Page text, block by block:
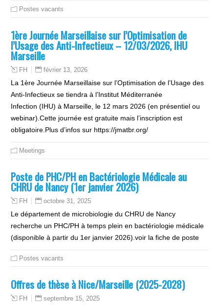
Postes vacants
1ère Journée Marseillaise sur l’Optimisation de
l’Usage des Anti-Infectieux – 12/03/2026, IHU
Marseille
FH février 13, 2026
La 1ère Journée Marseillaise sur l’Optimisation de l’Usage des
Anti-Infectieux se tiendra à l’Institut Méditerranée
Infection (IHU) à Marseille, le 12 mars 2026 (en présentiel ou
webinar).Cette journée est gratuite mais l’inscription est
obligatoire.Plus d’infos sur https://jmatbr.org/
Meetings
Poste de PHC/PH en Bactériologie Médicale au
CHRU de Nancy (1er janvier 2026)
FH octobre 31, 2025
Le département de microbiologie du CHRU de Nancy
recherche un PHC/PH à temps plein en bactériologie médicale
(disponible à partir du 1er janvier 2026).voir la fiche de poste
Postes vacants
Offres de thèse à Nice/Marseille (2025-2028)
FH septembre 15, 2025